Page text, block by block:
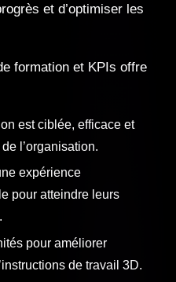
et d’optimiser les
formation et KPIs offre
est ciblée, efficace et
l’organisation.
expérience
pour atteindre leurs
pour améliorer
de travail 3D.